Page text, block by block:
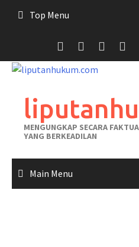
Top Menu
MENGUNGKAP SECARA
YANG BERKEADILAN
Main Menu